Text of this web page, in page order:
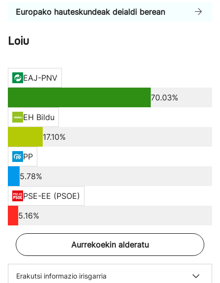
Europako hauteskundeak deialdi berean
Loiu
EAJ-PNV
70.03%
EH Bildu
17.10%
PP
5.78%
PSE-EE (PSOE)
5.16%
Aurrekoekin alderatu
Erakutsi informazio irisgarria